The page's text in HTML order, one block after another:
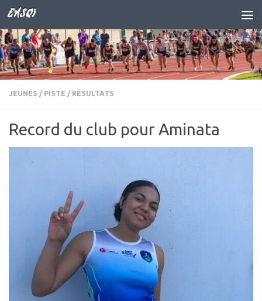
Skip to content
EASQY
JEUNES / PISTE / RÉSULTATS
Record du club pour Aminata